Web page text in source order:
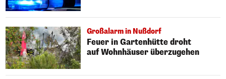
Großalarm in Nußdorf
Feuer in Gartenhütte droht
auf Wohnhäuser überzugehen